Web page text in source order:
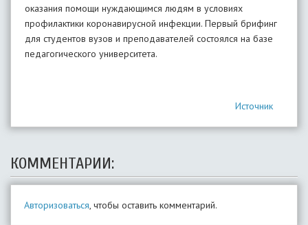
оказания помощи нуждающимся людям в условиях
профилактики коронавирусной инфекции. Первый брифинг
для студентов вузов и преподавателей состоялся на базе
педагогического университета.
Источник
КОММЕНТАРИИ:
Авторизоваться, чтобы оставить комментарий.